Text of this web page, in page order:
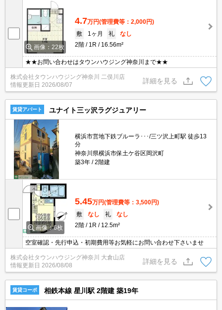
画像：22枚
4.7万円(管理費等：2,000円)
敷
1ヶ月 礼
なし
2階
1R 16.56m²
★★お問い合わせはタウンハウジング神奈川まで★★
株式会社タウンハウジング神奈川 二俣川店
情報更新日 2026/08/07
詳細を見る
賃貸アパート ユナイト三ッ沢ラグジュアリー
横浜市営地下鉄ブルーラ･･･/三ツ沢上町駅 徒歩13
分
神奈川県横浜市保土ケ谷区岡沢町
築3年
2階建
画像：6枚
5.45万円(管理費等：3,500円)
敷
なし 礼
なし
2階
1R 12.5m²
空室確認・先行申込・初期費用等お気軽にお問い合わせ下さいませ
株式会社タウンハウジング神奈川 大倉山店
情報更新日 2026/08/08
詳細を見る
賃貸コーポ 相鉄本線 星川駅 2階建 築19年